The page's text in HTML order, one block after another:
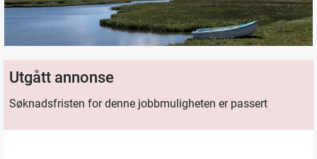
Utgått annonse
Søknadsfristen for denne jobbmuligheten er passert